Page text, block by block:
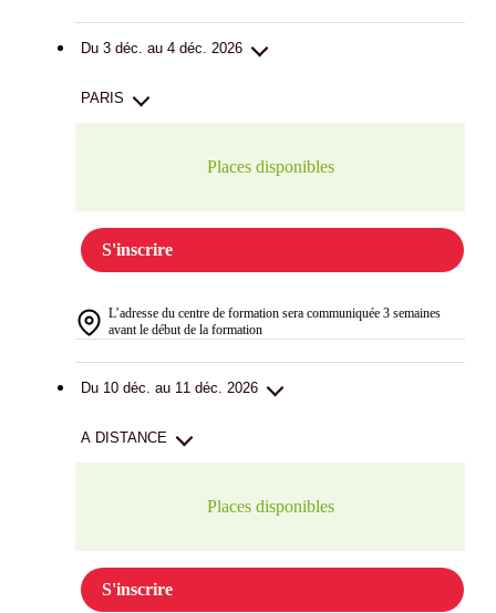
Du 3 déc. au 4 déc. 2026
PARIS
Places disponibles
S'inscrire
L’adresse du centre de formation sera communiquée 3 semaines
avant le début de la formation
Du 10 déc. au 11 déc. 2026
A DISTANCE
Places disponibles
S'inscrire